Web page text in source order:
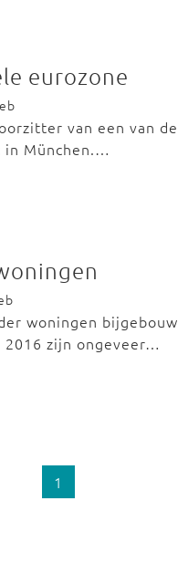
eurozone
van een van
München.…
woningen
zijn ongeveer…
1